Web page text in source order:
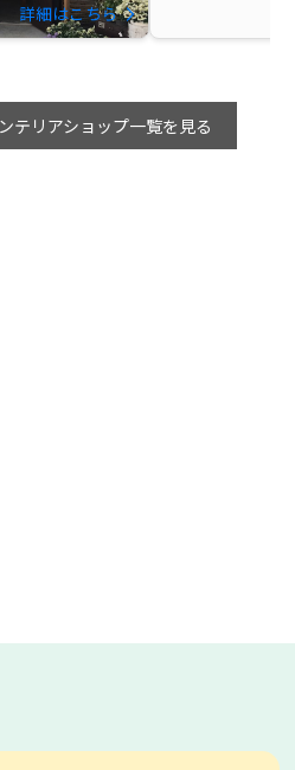
詳細はこちら
テリアショップ一覧を見る